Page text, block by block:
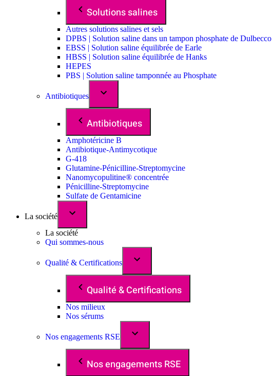
Solutions salines
Autres solutions salines et sels
DPBS | Solution saline dans un tampon phosphate de Dulbecco
EBSS | Solution saline équilibrée de Earle
HBSS | Solution saline équilibrée de Hanks
HEPES
PBS | Solution saline tamponnée au Phosphate
Antibiotiques
Antibiotiques
Amphotéricine B
Antibiotique-Antimycotique
G-418
Glutamine-Pénicilline-Streptomycine
Nanomycopulitine® concentrée
Pénicilline-Streptomycine
Sulfate de Gentamicine
La société
La société
Qui sommes-nous
Qualité & Certifications
Qualité & Certifications
Nos milieux
Nos sérums
Nos engagements RSE
Nos engagements RSE